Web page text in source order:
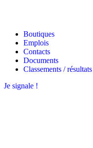
Boutiques
Emplois
Contacts
Documents
Classements / résultats
Je signale !